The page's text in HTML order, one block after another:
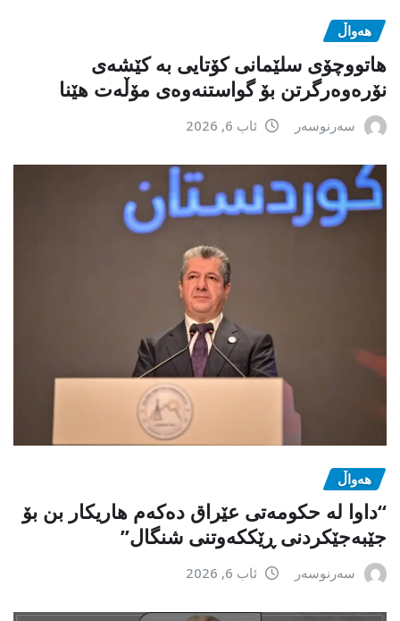
هەواڵ
هاتووچۆی سلێمانی کۆتایی بە کێشەی
نۆرەوەرگرتن بۆ گواستنەوەی مۆڵەت هێنا
سەرنوسەر ئاب 6, 2026
هەواڵ
“داوا لە حكومەتی عێراق دەكەم هاریكار بن بۆ
جێبەجێكردنی ڕێككەوتنی شنگال”
سەرنوسەر ئاب 6, 2026